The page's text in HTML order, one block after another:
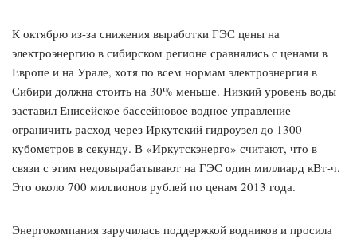
К октябрю из-за снижения выработки ГЭС цены на
электроэнергию в сибирском регионе сравнялись с ценами в
Европе и на Урале, хотя по всем нормам электроэнергия в
Сибири должна стоить на 30% меньше. Низкий уровень воды
заставил Енисейское бассейновое водное управление
ограничить расход через Иркутский гидроузел до 1300
кубометров в секунду. В «Иркутскэнерго» считают, что в
связи с этим недовырабатывают на ГЭС один миллиард кВт-ч.
Это около 700 миллионов рублей по ценам 2013 года.
Энергокомпания заручилась поддержкой водников и просила